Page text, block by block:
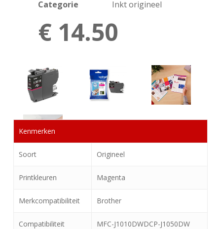
Categorie
Inkt origineel
€ 14.50
Kenmerken
Soort Origineel
Printkleuren Magenta
Merkcompatibiliteit Brother
Compatibiliteit MFC-J1010DWDCP-J1050DW